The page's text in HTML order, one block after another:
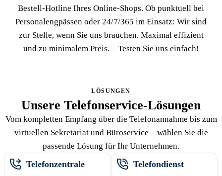
Bestell-Hotline Ihres Online-Shops. Ob punktuell bei
Personalengpässen oder 24/7/365 im Einsatz: Wir sind
zur Stelle, wenn Sie uns brauchen. Maximal effizient
und zu minimalem Preis. – Testen Sie uns einfach!
LÖSUNGEN
Unsere Telefonservice-Lösungen
Vom kompletten Empfang über die Telefonannahme bis zum
virtuellen Sekretariat und Büroservice – wählen Sie die
passende Lösung für Ihr Unternehmen.
Telefonzentrale Telefondienst